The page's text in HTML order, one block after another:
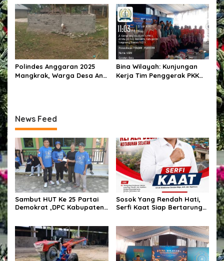
Desa Kendu Wela
Desa Jati Mulya,
Kecamatan Kosambi
Polindes Anggaran 2025
Mangkrak, Warga Desa Ana
Bina Wilayah: Kunjungan
Kerja Tim Penggerak PKK
News Feed
Sambut HUT Ke 25 Partai
Demokrat ,DPC Kabupaten
Rumah Ibadah,Melalui
Gerakan Langit Biru
Indonesia ASRI.
Sosok Yang Rendah Hati,
Serfi Kaat Siap Bertarung